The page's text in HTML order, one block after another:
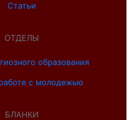
Статьи
ОТДЕЛЫ
образования
с молодежью
БЛАНКИ